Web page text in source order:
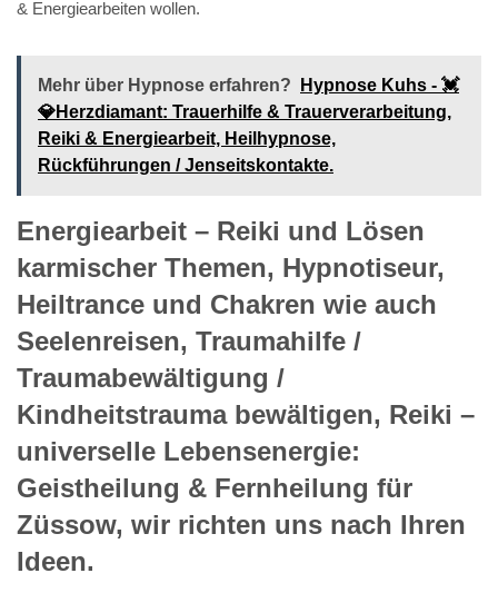
& Energiearbeiten wollen.
Mehr über Hypnose erfahren?
Hypnose Kuhs - 💓️
💎Herzdiamant: Trauerhilfe & Trauerverarbeitung,
Reiki & Energiearbeit, Heilhypnose,
Rückführungen / Jenseitskontakte.
Energiearbeit – Reiki und Lösen
karmischer Themen, Hypnotiseur,
Heiltrance und Chakren wie auch
Seelenreisen, Traumahilfe /
Traumabewältigung /
Kindheitstrauma bewältigen, Reiki –
universelle Lebensenergie:
Geistheilung & Fernheilung für
Züssow, wir richten uns nach Ihren
Ideen.